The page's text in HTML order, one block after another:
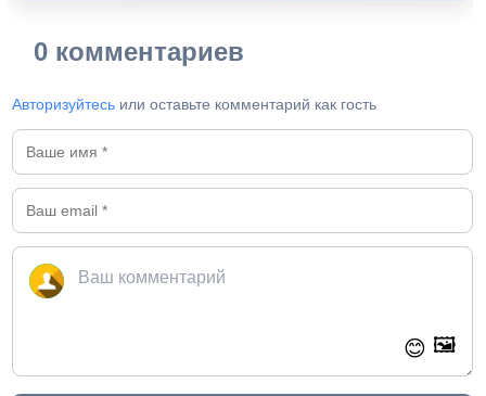
0 комментариев
Авторизуйтесь или оставьте комментарий как гость
😊 🖼️